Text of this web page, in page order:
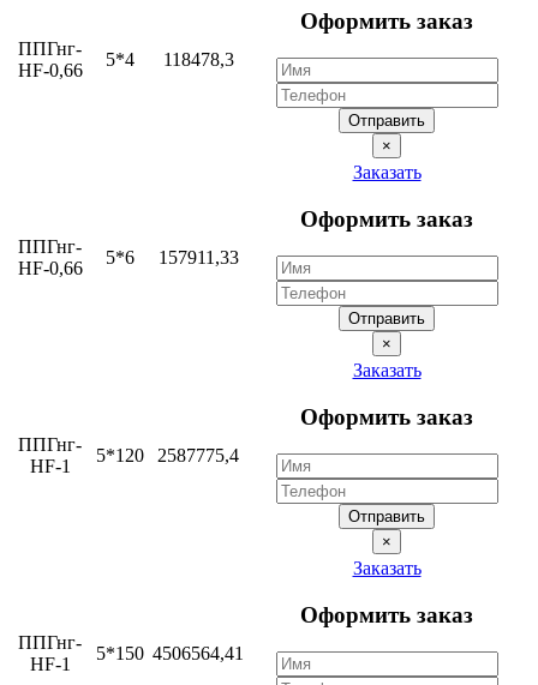
ППГнг-
HF-0,66
5*4 118478,3
Оформить заказ
Отправить
×
ППГнг-
HF-0,66
5*6 157911,33
Заказать
Оформить заказ
Отправить
×
ППГнг-
HF-1
5*120 2587775,4
Заказать
Оформить заказ
Отправить
×
ППГнг-
HF-1
5*150 4506564,41
Заказать
Оформить заказ